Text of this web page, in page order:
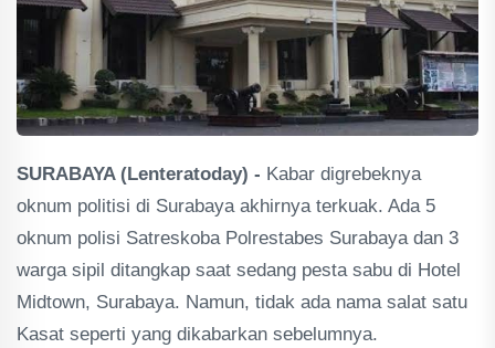
SURABAYA (Lenteratoday) - Kabar digrebeknya
oknum politisi di Surabaya akhirnya terkuak. Ada 5
oknum polisi Satreskoba Polrestabes Surabaya dan 3
warga sipil ditangkap saat sedang pesta sabu di Hotel
Midtown, Surabaya. Namun, tidak ada nama salat satu
Kasat seperti yang dikabarkan sebelumnya.